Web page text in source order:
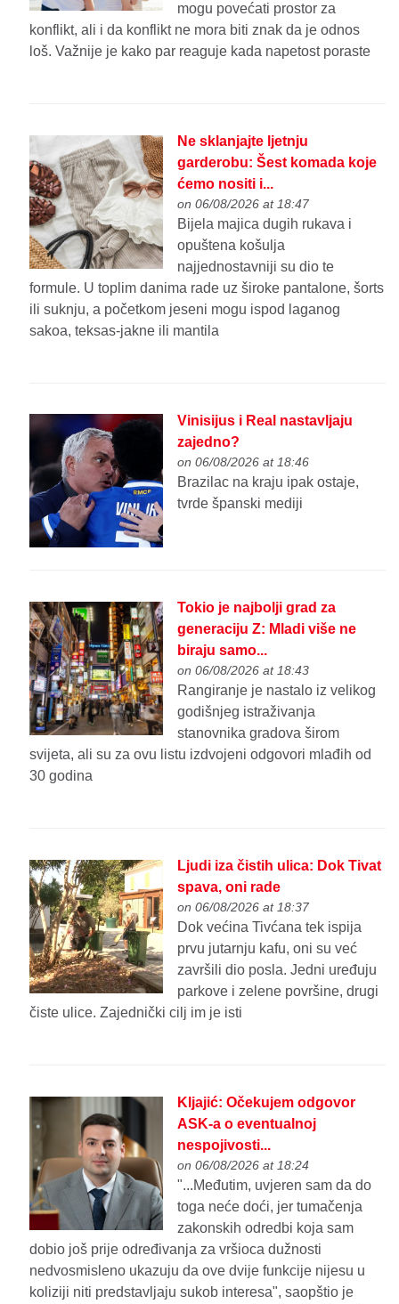
mogu povećati prostor za
konflikt, ali i da konflikt ne mora biti znak da je odnos
loš. Važnije je kako par reaguje kada napetost poraste
Ne sklanjajte ljetnju
garderobu: Šest komada koje
ćemo nositi i...
on 06/08/2026 at 18:47
Bijela majica dugih rukava i
opuštena košulja
najjednostavniji su dio te
formule. U toplim danima rade uz široke pantalone, šorts
ili suknju, a početkom jeseni mogu ispod laganog
sakoa, teksas-jakne ili mantila
Vinisijus i Real nastavljaju
zajedno?
on 06/08/2026 at 18:46
Brazilac na kraju ipak ostaje,
tvrde španski mediji
Tokio je najbolji grad za
generaciju Z: Mladi više ne
biraju samo...
on 06/08/2026 at 18:43
Rangiranje je nastalo iz velikog
godišnjeg istraživanja
stanovnika gradova širom
svijeta, ali su za ovu listu izdvojeni odgovori mlađih od
30 godina
Ljudi iza čistih ulica: Dok Tivat
spava, oni rade
on 06/08/2026 at 18:37
Dok većina Tivćana tek ispija
prvu jutarnju kafu, oni su već
završili dio posla. Jedni uređuju
parkove i zelene površine, drugi
čiste ulice. Zajednički cilj im je isti
Kljajić: Očekujem odgovor
ASK-a o eventualnoj
nespojivosti...
on 06/08/2026 at 18:24
"...Međutim, uvjeren sam da do
toga neće doći, jer tumačenja
zakonskih odredbi koja sam
dobio još prije određivanja za vršioca dužnosti
nedvosmisleno ukazuju da ove dvije funkcije nijesu u
koliziji niti predstavljaju sukob interesa", saopštio je